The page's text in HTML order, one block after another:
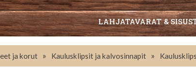
LAHJATAVARAT &
ja korut » Kaulusklipsit ja kalvosinnapit »